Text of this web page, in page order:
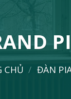
CHỦ / ĐÀN